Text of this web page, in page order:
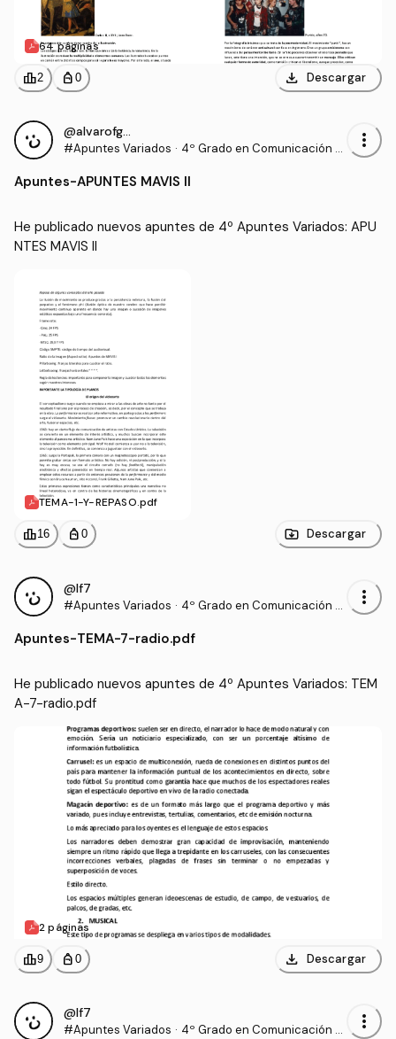
64 páginas
leaderboard2 personal_bag 0 download Descargar
@alvarofg511
#Apuntes Variados · 4º Grado en Comunicación A
more_vert
Apuntes-APUNTES MAVIS II
He publicado nuevos apuntes de 4º Apuntes Variados: APU
NTES MAVIS II
TEMA-1-Y-REPASO.pdf
leaderboard16 personal_bag 0 Descargar
@lf7
#Apuntes Variados · 4º Grado en Comunicación A
more_vert
Apuntes-TEMA-7-radio.pdf
He publicado nuevos apuntes de 4º Apuntes Variados: TEM
A-7-radio.pdf
2 páginas
leaderboard9 personal_bag 0 download Descargar
@lf7
#Apuntes Variados · 4º Grado en Comunicación A
more_vert